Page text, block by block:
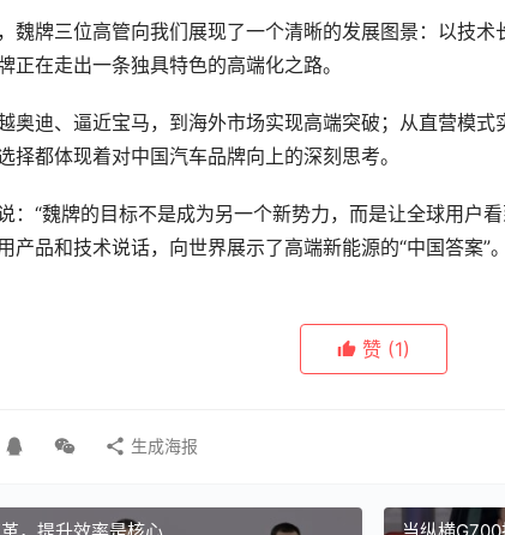
魏牌三位高管向我们展现了一个清晰的发展图景：以技
正在走出一条独具特色的高端化之路。
奥迪、逼近宝马，到海外市场实现高端突破；从直营模式
择都体现着对中国汽车品牌向上的深刻思考。
：“魏牌的目标不是成为另一个新势力，而是让全球用户
产品和技术说话，向世界展示了高端新能源的“中国答案”
赞 (1)
生成海报